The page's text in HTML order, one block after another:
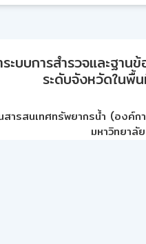
ะบบการสำรวจและฐา
ระดับจังหวัดในพื้
สารสนเทศทรัพยากรน้ำ (องค์ก
มหาวิทยาลั